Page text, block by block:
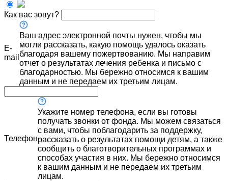
Как вас зовут?
E-
mail
Ваш адрес электронной почты нужен, чтобы мы
могли рассказать, какую помощь удалось оказать
благодаря вашему пожертвованию. Мы направим
отчет о результатах лечения ребенка и письмо с
благодарностью. Мы бережно относимся к вашим
данным и не передаем их третьим лицам.
Телефон
Укажите номер телефона, если вы готовы
получать звонки от фонда. Мы можем связаться
с вами, чтобы поблагодарить за поддержку,
рассказать о результатах помощи детям, а также
сообщить о благотворительных программах и
способах участия в них. Мы бережно относимся
к вашим данным и не передаем их третьим
лицам.